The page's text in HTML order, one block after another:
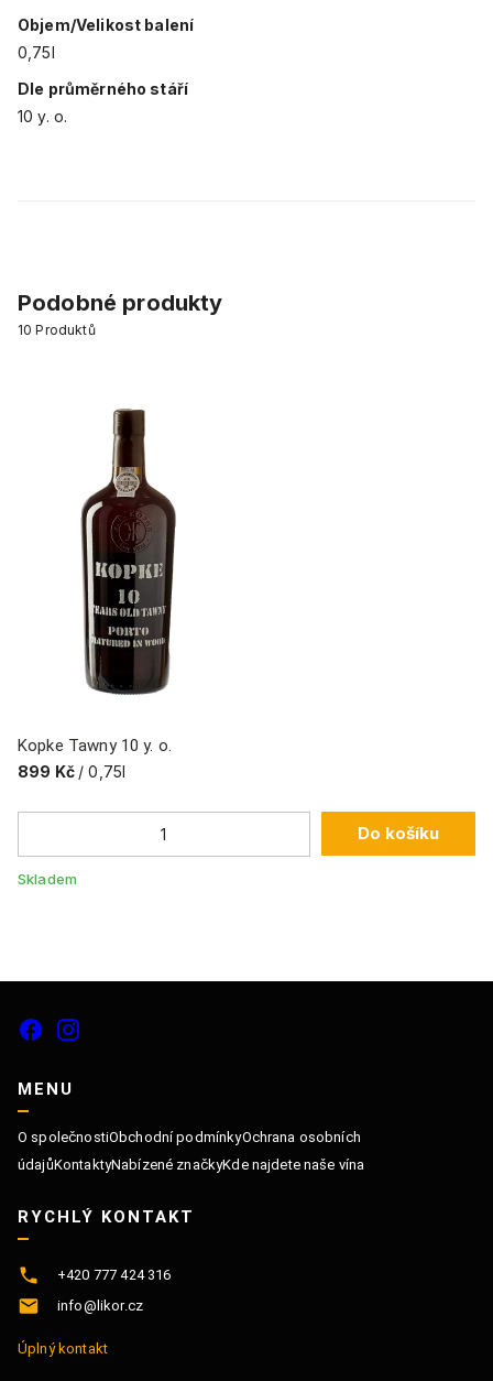
Objem/Velikost balení
0,75l
Dle průměrného stáří
10 y. o.
Podobné produkty
10 Produktů
Kopke Tawny 10 y. o.
899 Kč / 0,75l
Do košíku
Skladem
MENU
O společnostiObchodní podmínkyOchrana osobních
údajůKontaktyNabízené značkyKde najdete naše vína
RYCHLÝ KONTAKT
+420 777 424 316
info@likor.cz
Úplný kontakt